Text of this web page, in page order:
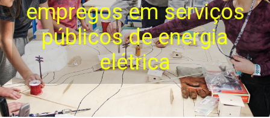
empregos em serviços
públicos de energia
elétrica